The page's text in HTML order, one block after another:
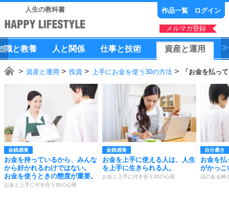
人生の教科書 作品一覧 ログイン
メルマガ登録
識と教養 人 と 関係 仕事と技術 資産と運用
資産と運用 投資 上手にお金を使う30の方法 「お金を払っ
金銭感覚
お金を持っているから、みんな
から好かれるわけではない。
お金を使うときの態度が重要。
お金と上手に付き合う30の心得
金銭感覚
お金を上手に使える人は、人生
を上手に生きられる人。
お金と上手に付き合う30の心得
自分磨き
お金を
がかっこ
品のある紳